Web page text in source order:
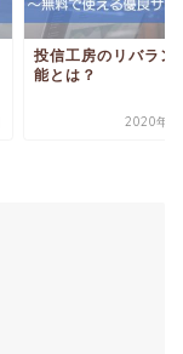
投信工房のリバラン
能とは？
2020年8